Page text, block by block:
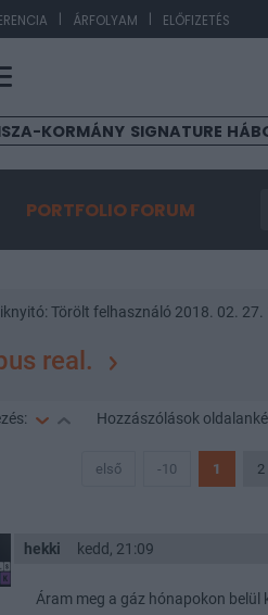
| ÁRFOLYAM | ELŐFIZETÉS
KORMÁNY SIGNATURE
PORTFOLIO FORUM
Törölt felhasználó 2018. 02. 27.
real.
Hozzászólások
első -10 1 2
hekki kedd, 21:09
Áram meg a gáz hónapokon belül